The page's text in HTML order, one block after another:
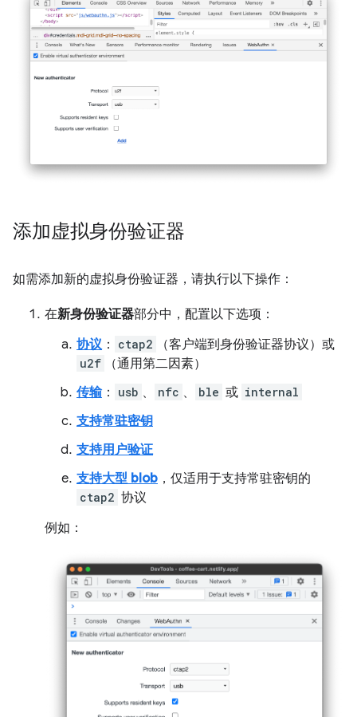
添加虚拟身份验证器
如需添加新的虚拟身份验证器，请执行以下操作：
在新身份验证器部分中，配置以下选项：
协议： ctap2 （客户端到身份验证器协议）或
u2f
（通用第二因素）
传输： usb 、 nfc 、 ble 或 internal
支持常驻密钥
支持用户验证
支持大型 blob ，仅适用于支持常驻密钥的
ctap2 协议
例如：